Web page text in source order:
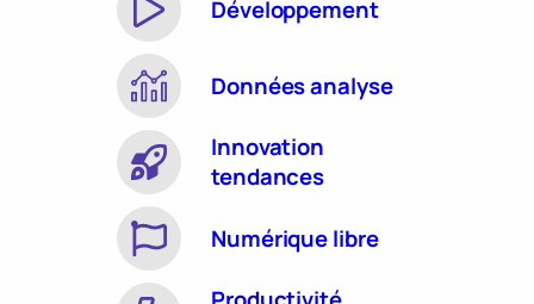
Développement
Données analyse
Innovation
tendances
Numérique libre